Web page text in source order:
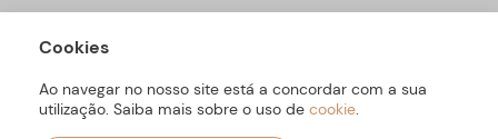
ARBORETTO © Todos os Direitos Reservados | Desenvolvido por
Cookies
Ao navegar no nosso site está a concordar com a sua
utilização. Saiba mais sobre o uso de cookie.